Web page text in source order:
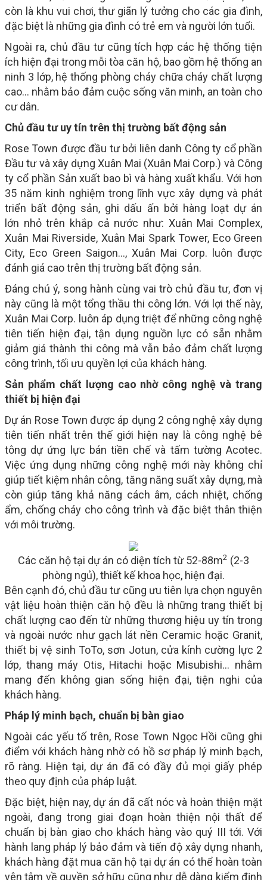
còn là khu vui chơi, thư giãn lý tưởng cho các gia đình,
đặc biệt là những gia đình có trẻ em và người lớn tuổi.
Ngoài ra, chủ đầu tư cũng tích hợp các hệ thống tiện
ích hiện đại trong mỗi tòa căn hộ, bao gồm hệ thống an
ninh 3 lớp, hệ thống phòng cháy chữa cháy chất lượng
cao… nhằm bảo đảm cuộc sống văn minh, an toàn cho
cư dân.
Chủ đầu tư uy tín trên thị trường bất động sản
Rose Town được đầu tư bởi liên danh Công ty cổ phần
Đầu tư và xây dựng Xuân Mai (Xuân Mai Corp.) và Công
ty cổ phần Sản xuất bao bì và hàng xuất khẩu. Với hơn
35 năm kinh nghiệm trong lĩnh vực xây dựng và phát
triển bất động sản, ghi dấu ấn bởi hàng loạt dự án
lớn nhỏ trên khắp cả nước như: Xuân Mai Complex,
Xuân Mai Riverside, Xuân Mai Spark Tower, Eco Green
City, Eco Green Saigon…, Xuân Mai Corp. luôn được
đánh giá cao trên thị trường bất động sản.
Đáng chú ý, song hành cùng vai trò chủ đầu tư, đơn vị
này cũng là một tổng thầu thi công lớn. Với lợi thế này,
Xuân Mai Corp. luôn áp dụng triệt để những công nghệ
tiên tiến hiện đại, tận dụng nguồn lực có sẵn nhằm
giảm giá thành thi công mà vẫn bảo đảm chất lượng
công trình, tối ưu quyền lợi của khách hàng.
Sản phẩm chất lượng cao nhờ công nghệ và trang
thiết bị hiện đại
Dự án Rose Town được áp dụng 2 công nghệ xây dựng
tiên tiến nhất trên thế giới hiện nay là công nghệ bê
tông dự ứng lực bán tiền chế và tấm tường Acotec.
Việc ứng dụng những công nghệ mới này không chỉ
giúp tiết kiệm nhân công, tăng năng suất xây dựng, mà
còn giúp tăng khả năng cách âm, cách nhiệt, chống
ẩm, chống cháy cho công trình và đặc biệt thân thiện
với môi trường.
Các căn hộ tại dự án có diện tích từ 52-88m2 (2-3
phòng ngủ), thiết kế khoa học, hiện đại.
Bên cạnh đó, chủ đầu tư cũng ưu tiên lựa chọn nguyên
vật liệu hoàn thiện căn hộ đều là những trang thiết bị
chất lượng cao đến từ những thương hiệu uy tín trong
và ngoài nước như gạch lát nền Ceramic hoặc Granit,
thiết bị vệ sinh ToTo, sơn Jotun, cửa kính cường lực 2
lớp, thang máy Otis, Hitachi hoặc Misubishi… nhằm
mang đến không gian sống hiện đại, tiện nghi của
khách hàng.
Pháp lý minh bạch, chuẩn bị bàn giao
Ngoài các yếu tố trên, Rose Town Ngọc Hồi cũng ghi
điểm với khách hàng nhờ có hồ sơ pháp lý minh bạch,
rõ ràng. Hiện tại, dự án đã có đầy đủ mọi giấy phép
theo quy định của pháp luật.
Đặc biệt, hiện nay, dự án đã cất nóc và hoàn thiện mặt
ngoài, đang trong giai đoạn hoàn thiện nội thất để
chuẩn bị bàn giao cho khách hàng vào quý III tới. Với
hành lang pháp lý bảo đảm và tiến độ xây dựng nhanh,
khách hàng đặt mua căn hộ tại dự án có thể hoàn toàn
yên tâm về quyền sở hữu cũng như dễ dàng kiểm định